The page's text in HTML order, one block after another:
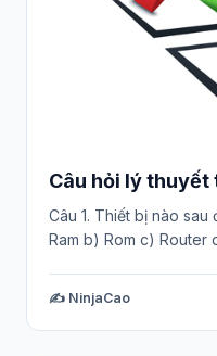
Câu hỏi lý thuyết
Câu 1. Thiết bị nào
Ram b) Rom c) Router
✍️ NinjaCao